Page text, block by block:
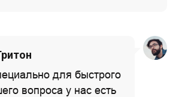
для быстрого
вопроса у нас есть